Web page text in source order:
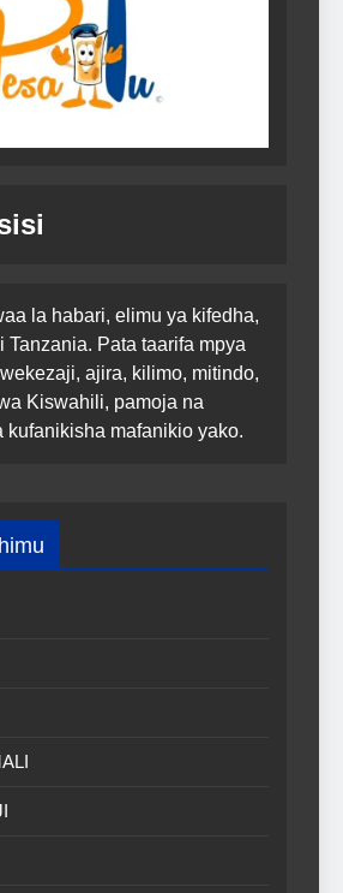
la habari, elimu ya kifedha,
Tanzania. Pata taarifa mpya
ajira, kilimo, mitindo,
Kiswahili, pamoja na
kufanikisha mafanikio yako.